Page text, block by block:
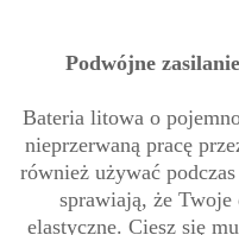
Podwójne
Bateria litowa o
nieprzerwaną pracę
również używać
sprawiają, że Twoje
elastyczne. Ciesz się